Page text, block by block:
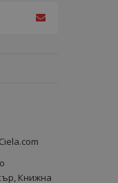
Ciela.com
Книжна